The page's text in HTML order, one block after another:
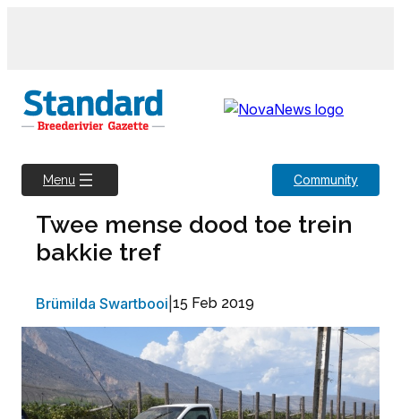
Menu Community
Twee mense dood toe trein
bakkie tref
Brümilda Swartbooi 15 Feb 2019